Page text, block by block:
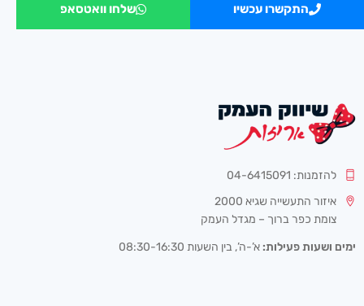
התקשרו עכשיו שלחו וואטסאפ
להזמנות: 04-6415091
איזור התעשייה שגיא 2000
צומת כפר ברוך – מגדל העמק
ימים ושעות פעילות: א’-ה’, בין השעות 08:30-16:30